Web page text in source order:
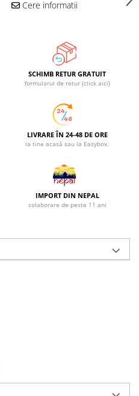
Cere informatii
SCHIMB RETUR GRATUIT
formularul de retur (click aici)
LIVRARE ÎN 24-48 DE ORE
la tine acasă sau la Easybox.
IMPORT DIN NEPAL
colaborare de peste 11 ani